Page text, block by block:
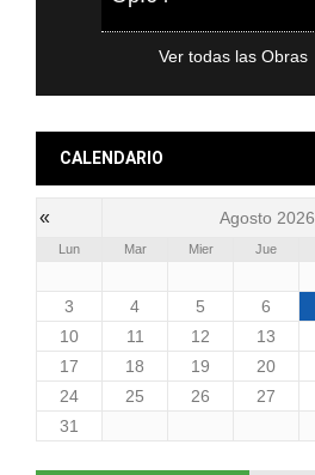
Ver todas las Obras
CALENDARIO
« Agosto 2026
Lun Mar Mier Jue
3
4 5 6
10
11 12 13
17
18 19 20
24
25 26 27
31